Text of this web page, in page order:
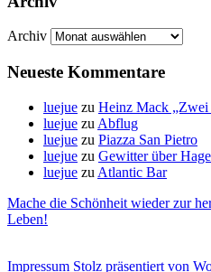
Archiv
Neueste Kommentare
luejue zu Heinz Mack „Zwei
luejue zu Abflug
luejue zu Piazza San Pietro
luejue zu Gewitter über
luejue zu Atlantic Bar
Mache die Schönheit wieder zur
Leben!
Impressum Stolz präsentiert von